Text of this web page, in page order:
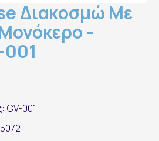
Διακοσμώ Mε
-
CV-001